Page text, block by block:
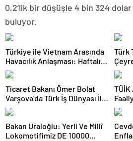
0,2’lik bir düşüşle 4 bin 324
buluyor.
Türkiye ile Vietnam Arasında
Havacılık Anlaşması: Haftalık
Sefer Sayısı 42’ye Yükseldi
Türk
Milyar
Ticaret Bakanı Ömer Bolat
Varşova’da Türk İş Dünyası İle
Buluştu: Ticaret Hacmi 12,5
Milyar Dolara Ulaştı
TÜİK
308
Bakan Uraloğlu: Yerli Ve Millî
Lokomotifimiz DE 10000